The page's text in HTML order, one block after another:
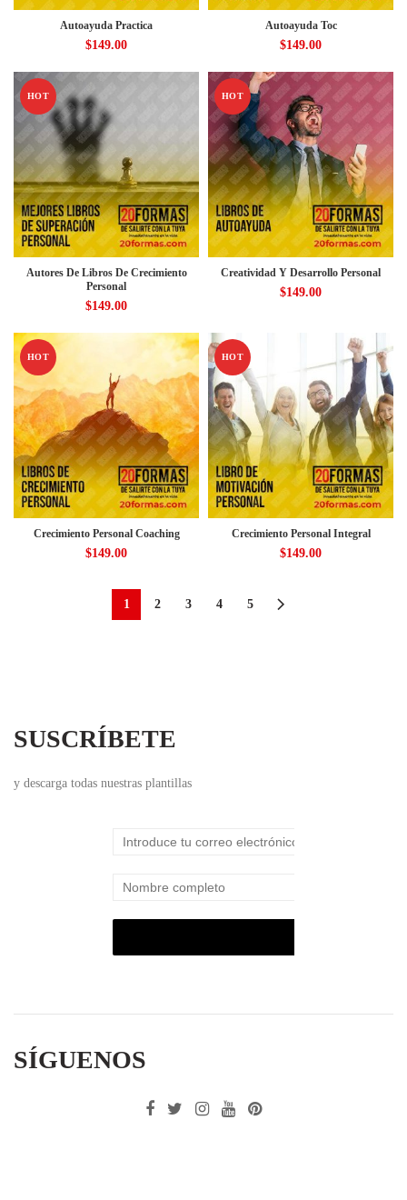
Autoayuda Practica
$149.00
Autoayuda Toc
$149.00
HOT
Autores De Libros De Crecimiento
Personal
$149.00
HOT
Creatividad Y Desarrollo Personal
$149.00
HOT
Crecimiento Personal Coaching
$149.00
HOT
Crecimiento Personal Integral
$149.00
1 2 3 4 5
SUSCRÍBETE
y descarga todas nuestras plantillas
SÍGUENOS